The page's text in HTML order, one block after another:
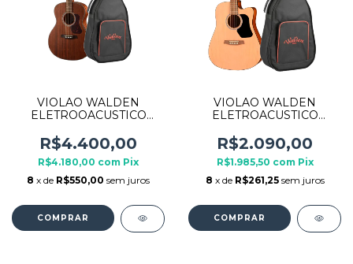
VIOLAO WALDEN
ELETROOACUSTICO
G551EW C/ BAG
R$4.400,00
R$4.180,00 com Pix
8 x de R$550,00 sem juros
VIOLAO WALDEN
ELETROACUSTICO
D255CEW COM BAG
R$2.090,00
R$1.985,50 com Pix
8 x de R$261,25 sem juros